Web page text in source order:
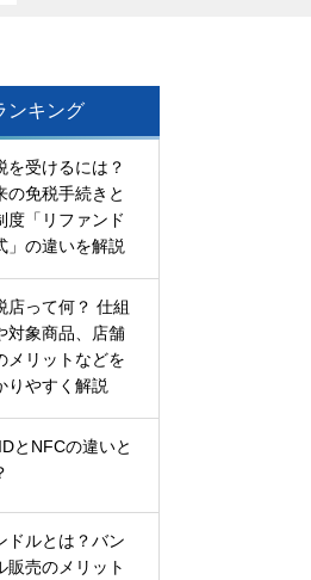
ンキング
を受けるには？
の免税手続きと
度「リファンド
」の違いを解説
店って何？ 仕組
対象商品、店舗
メリットなどを
りやすく解説
とNFCの違いと
ドルとは？バン
販売のメリット